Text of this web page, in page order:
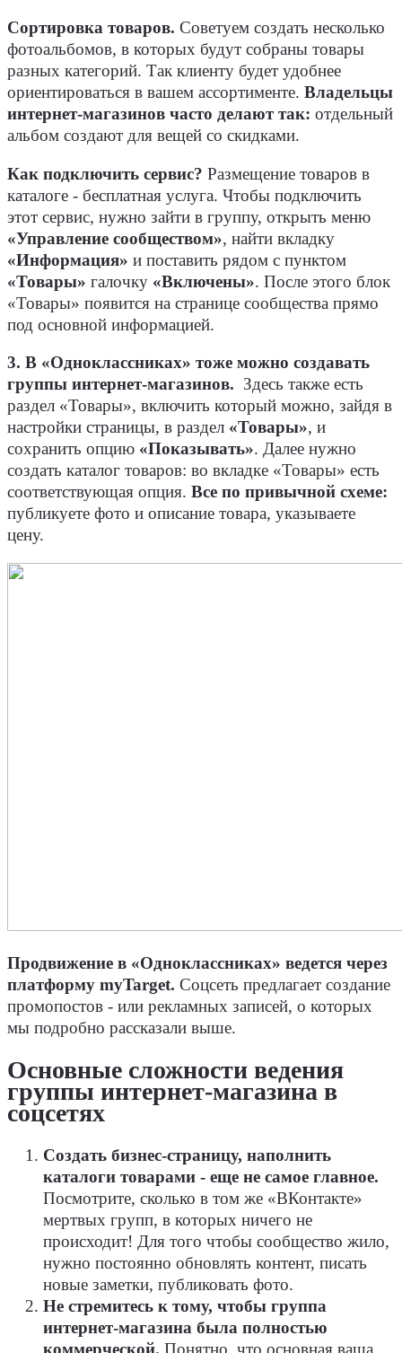
Сортировка товаров. Советуем создать несколько
фотоальбомов, в которых будут собраны товары
разных категорий. Так клиенту будет удобнее
ориентироваться в вашем ассортименте. Владельцы
интернет-магазинов часто делают так: отдельный
альбом создают для вещей со скидками.
Как подключить сервис? Размещение товаров в
каталоге - бесплатная услуга. Чтобы подключить
этот сервис, нужно зайти в группу, открыть меню
«Управление сообществом», найти вкладку
«Информация» и поставить рядом с пунктом
«Товары» галочку «Включены». После этого блок
«Товары» появится на странице сообщества прямо
под основной информацией.
3. В «Одноклассниках» тоже можно создавать
группы интернет-магазинов. Здесь также есть
раздел «Товары», включить который можно, зайдя в
настройки страницы, в раздел «Товары», и
сохранить опцию «Показывать». Далее нужно
создать каталог товаров: во вкладке «Товары» есть
соответствующая опция. Все по привычной схеме:
публикуете фото и описание товара, указываете
цену.
Продвижение в «Одноклассниках» ведется через
платформу myTarget. Соцсеть предлагает создание
промопостов - или рекламных записей, о которых
мы подробно рассказали выше.
Основные сложности ведения
группы интернет-магазина в
соцсетях
Создать бизнес-страницу, наполнить
каталоги товарами - еще не самое главное.
Посмотрите, сколько в том же «ВКонтакте»
мертвых групп, в которых ничего не
происходит! Для того чтобы сообщество жило,
нужно постоянно обновлять контент, писать
новые заметки, публиковать фото.
Не стремитесь к тому, чтобы группа
интернет-магазина была полностью